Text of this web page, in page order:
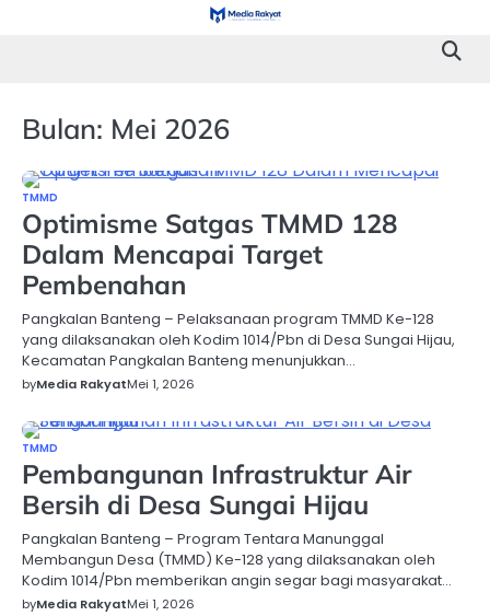
Bulan: Mei 2026
TMMD
Optimisme Satgas TMMD 128
Dalam Mencapai Target
Pembenahan
Pangkalan Banteng – Pelaksanaan program TMMD Ke-128
yang dilaksanakan oleh Kodim 1014/Pbn di Desa Sungai Hijau,
Kecamatan Pangkalan Banteng menunjukkan…
byMedia RakyatMei 1, 2026
TMMD
Pembangunan Infrastruktur Air
Bersih di Desa Sungai Hijau
Pangkalan Banteng – Program Tentara Manunggal
Membangun Desa (TMMD) Ke-128 yang dilaksanakan oleh
Kodim 1014/Pbn memberikan angin segar bagi masyarakat…
byMedia RakyatMei 1, 2026